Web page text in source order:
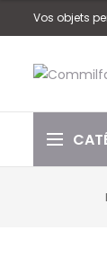
Vos objets